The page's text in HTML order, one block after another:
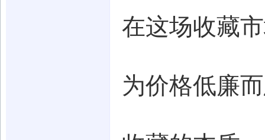
在这场收藏
为价格低廉